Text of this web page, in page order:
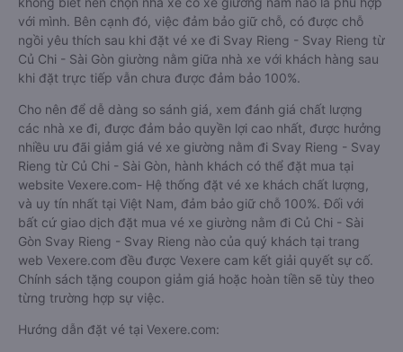
với mình. Bên cạnh đó, việc đảm bảo giữ chỗ, có được chỗ
ngồi yêu thích sau khi đặt vé xe đi Svay Rieng - Svay Rieng từ
Củ Chi - Sài Gòn giường nằm giữa nhà xe với khách hàng sau
khi đặt trực tiếp vẫn chưa được đảm bảo 100%.
Cho nên để dễ dàng so sánh giá, xem đánh giá chất lượng
các nhà xe đi, được đảm bảo quyền lợi cao nhất, được hưởng
nhiều ưu đãi giảm giá vé xe giường nằm đi Svay Rieng - Svay
Rieng từ Củ Chi - Sài Gòn, hành khách có thể đặt mua tại
website Vexere.com- Hệ thống đặt vé xe khách chất lượng,
và uy tín nhất tại Việt Nam, đảm bảo giữ chỗ 100%. Đối với
bất cứ giao dịch đặt mua vé xe giường nằm đi Củ Chi - Sài
Gòn Svay Rieng - Svay Rieng nào của quý khách tại trang
web Vexere.com đều được Vexere cam kết giải quyết sự cố.
Chính sách tặng coupon giảm giá hoặc hoàn tiền sẽ tùy theo
từng trường hợp sự việc.
Hướng dẫn đặt vé tại Vexere.com: